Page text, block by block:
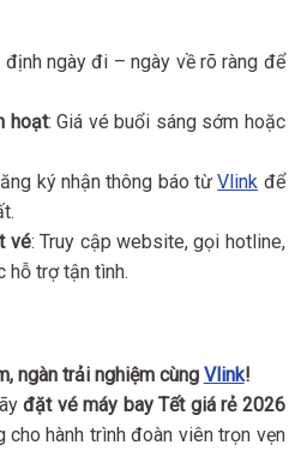
định ngày đi – ngày về rõ ràng để
hoạt: Giá vé buổi sáng sớm hoặc
ký nhận thông báo từVlink để
vé: Truy cập website, gọi hotline,
hỗ trợ tận tình.
ngàn trải nghiệm cùng Vlink!
đặt vé máy bay Tết giá rẻ 2026
cho hành trình đoàn viên trọn vẹn